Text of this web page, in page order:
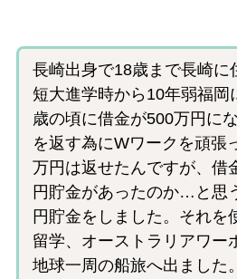
長崎出身で18歳まで長崎に
短大進学時から10年弱福岡
歳の頃に借金が500万円に
を返す為にWワークを頑張
万円は返せたんですが、借
円貯金があったのか…と思
円貯金をしました。それを
留学、オーストラリアワー
地球一周の船旅へ出ました